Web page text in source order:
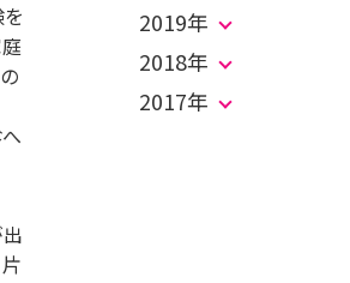
2019年
2018年
2017年